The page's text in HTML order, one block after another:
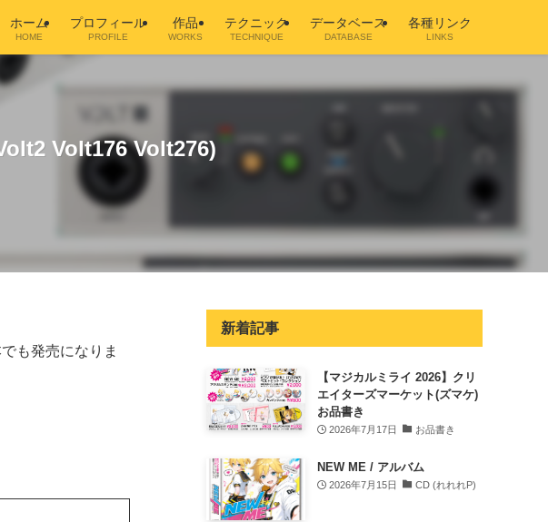
ホーム
HOME
プロフィール
PROFILE
作品
WORKS
テクニック
TECHNIQUE
データベース
DATABASE
各種リンク
LINKS
Volt176 Volt276)
も発売になりま
新着記事
【マジカルミライ 2026】クリ
エイターズマーケット(ズマケ)
お品書き
2026年7月17日 お品書き
NEW ME / アルバム
2026年7月15日 CD (れれれP)